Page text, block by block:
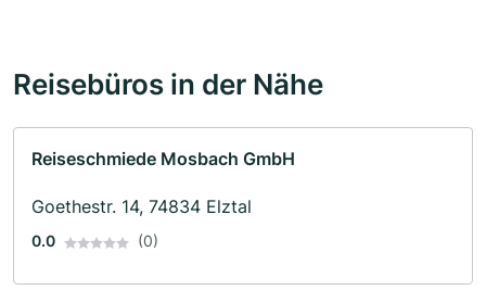
Reisebüros in der Nähe
Reiseschmiede Mosbach GmbH
Goethestr. 14, 74834 Elztal
0.0 (0)